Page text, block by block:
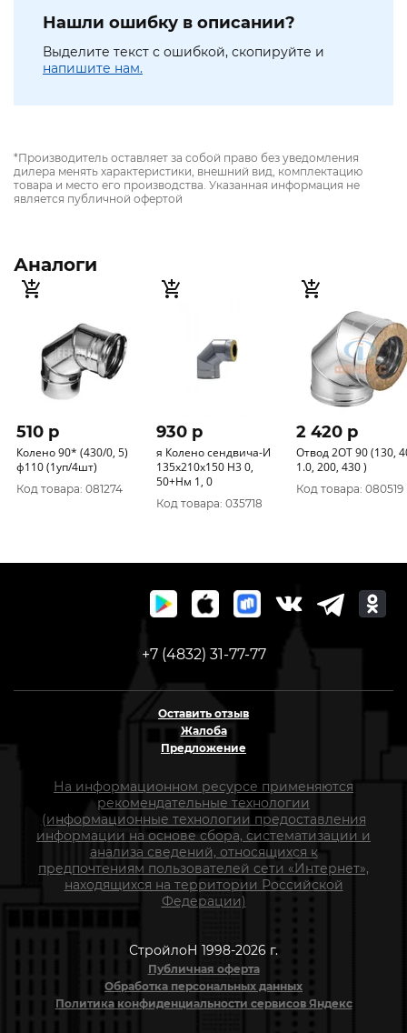
Нашли ошибку в описании?
Выделите текст с ошибкой, скопируйте и
напишите нам.
*Производитель оставляет за собой право без уведомления
дилера менять характеристики, внешний вид, комплектацию
товара и место его производства. Указанная информация не
является публичной офертой
Аналоги
510 p
Колено 90* (430/0, 5)
ф110 (1уп/4шт)
Код товара: 081274
930 p
я Колено сендвича-И
135х210х150 Н3 0,
50+Нм 1, 0
Код товара: 035718
2 420 p
Отвод 2ОТ 90 (130, 409
1.0, 200, 430 )
Код товара: 080519
+7 (4832) 31-77-77
Оставить отзыв
Жалоба
Предложение
На информационном ресурсе применяются
рекомендательные технологии
(информационные технологии предоставления
информации на основе сбора, систематизации и
анализа сведений, относящихся к
предпочтениям пользователей сети «Интернет»,
находящихся на территории Российской
Федерации)
СтройлоН 1998-2026 г.
Публичная оферта
Обработка персональных данных
Политика конфиденциальности сервисов Яндекс